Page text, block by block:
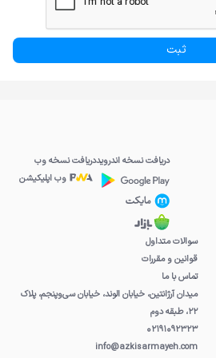
سوالات متداول
قوانین و مقررات
تماس با ما
میدان آرژانتین، خیابان الوند، خیابان سی‌و‌پنجم، پلاک
۲۲، طبقه دوم
۰۲۱۹۱۰۹۲۳۲۳
info@azkisarmayeh.com
دریافت نسخه اندرویددریافت نسخه وب
وب اپلیکیشن